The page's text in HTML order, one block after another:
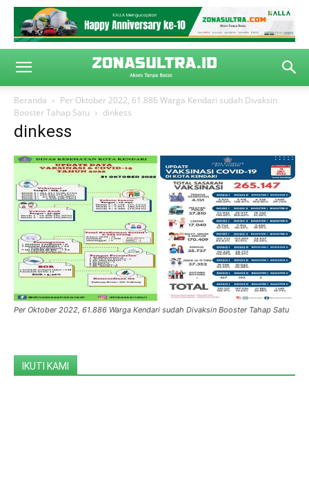
Beranda
Per Oktober 2022, 61.886 Warga Kendari sudah Divaksin
Booster Tahap Satu
dinkess
dinkess
Per Oktober 2022, 61.886 Warga Kendari sudah Divaksin Booster Tahap Satu
IKUTI KAMI